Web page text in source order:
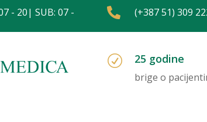
- 20| SUB: 07 -  (+387 51) 309
R 25 godine
brige o